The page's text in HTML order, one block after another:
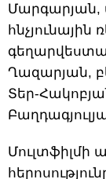
Մարգարյան,
Ղազարյան,
Տեր-
Մուլտֆիլմի